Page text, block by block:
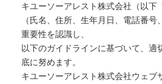
キユーソーアレスト株式会社（以下
（氏名、住所、生年月日、電話番
重要性を認識し、
以下のガイドラインに基づいて、適
底に努めます。
キユーソーアレスト株式会社ウェブ